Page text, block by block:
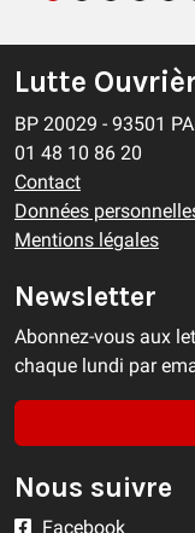
Lutte
BP 20029 - 93501
01 48 10 86 20
Contact
Données
Mentions légales
Newsletter
Abonnez-vous aux
chaque lundi par
Nous suivre
Facebook